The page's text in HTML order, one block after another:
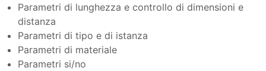
Parametri di lunghezza e controllo di dimensioni e
distanza
Parametri di tipo e di istanza
Parametri di materiale
Parametri si/no